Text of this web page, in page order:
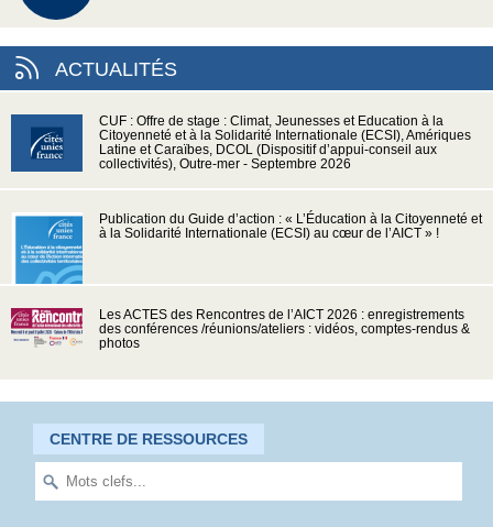
ACTUALITÉS
CUF : Offre de stage : Climat, Jeunesses et Education à la
Citoyenneté et à la Solidarité Internationale (ECSI), Amériques
Latine et Caraïbes, DCOL (Dispositif d’appui-conseil aux
collectivités), Outre-mer - Septembre 2026
Publication du Guide d’action : « L’Éducation à la Citoyenneté et
à la Solidarité Internationale (ECSI) au cœur de l’AICT » !
Les ACTES des Rencontres de l’AICT 2026 : enregistrements
des conférences /réunions/ateliers : vidéos, comptes-rendus &
photos
CENTRE DE RESSOURCES